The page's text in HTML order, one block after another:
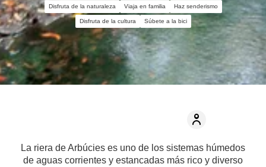
Disfruta de la naturaleza Viaja en familia Haz senderismo
Disfruta de la cultura Súbete a la bici
La riera de Arbúcies es uno de los sistemas húmedos
de aguas corrientes y estancadas más rico y diverso